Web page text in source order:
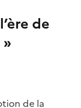
de
de la